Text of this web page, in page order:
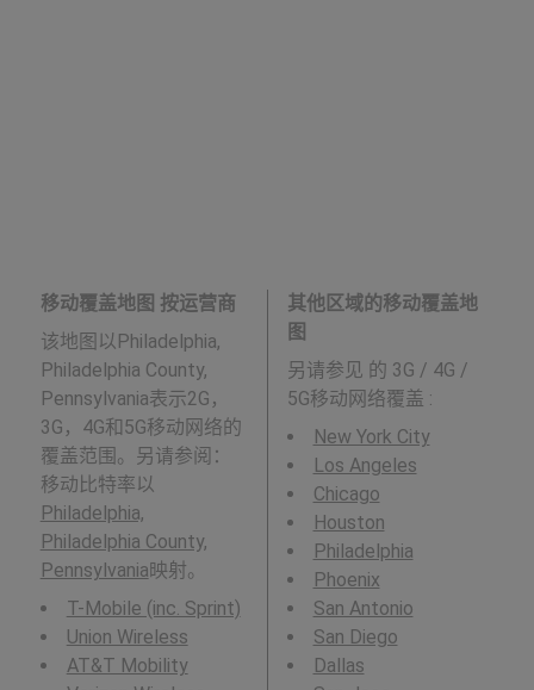
移动覆盖地图 按运营商
该地图以Philadelphia,
Philadelphia County,
Pennsylvania表示2G，
3G，4G和5G移动网络的
覆盖范围。另请参阅：
移动比特率以
Philadelphia,
Philadelphia County,
Pennsylvania映射。
T-Mobile (inc. Sprint)
Union Wireless
AT&T Mobility
其他区域的移动覆盖地
图
另请参见 的 3G / 4G /
5G移动网络覆盖 :
New York City
Los Angeles
Chicago
Houston
Philadelphia
Phoenix
San Antonio
San Diego
Dallas